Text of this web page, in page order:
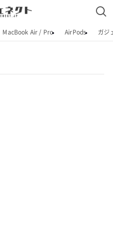
MacBook Air / Pro AirPods ガジ